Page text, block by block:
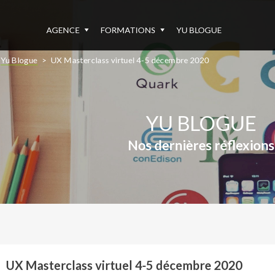
AGENCE FORMATIONS YU BLOGUE
Yu Blogue > UX Masterclass virtuel 4-5 décembre 2020
YU BLOGUE
Nos dernières réflexions
UX Masterclass virtuel 4-5 décembre 2020